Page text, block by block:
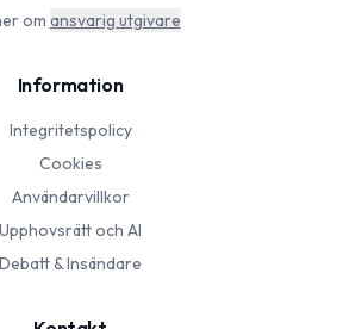
om ansvarig utgivare
Information
Integritetspolicy
Cookies
Användarvillkor
Upphovsrätt och AI
Debatt & Insändare